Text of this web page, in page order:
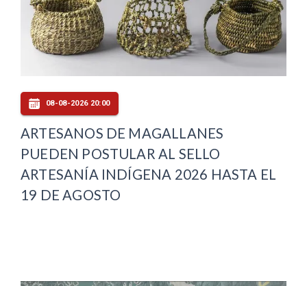
08-08-2026 20:00
ARTESANOS DE MAGALLANES
PUEDEN POSTULAR AL SELLO
ARTESANÍA INDÍGENA 2026 HASTA EL
19 DE AGOSTO